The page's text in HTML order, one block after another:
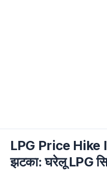
LPG Price Hike
झटका: घरेलू LPG